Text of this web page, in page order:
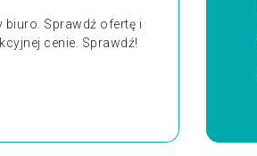
biuro. Sprawdź ofertę i
cenie. Sprawdź!